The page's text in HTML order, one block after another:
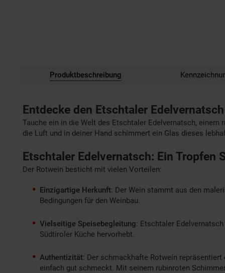
Produktbeschreibung
Entdecke den Etschtaler Edelvernatsch
Tauche ein in die Welt des Etschtaler Edelvernatsch,
die Luft und in deiner Hand schimmert ein Glas dieses
Etschtaler Edelvernatsch: Ein Tropfen
Der Rotwein besticht mit vielen Vorteilen:
Einzigartige Herkunft: Der Wein stammt aus den
Bedingungen für den Weinbau.
Vielseitige Speisebegleitung: Etschtaler
Südtiroler Küche hervorhebt.
Authentizität: Der schmackhafte Rotwein
einfach gut schmeckt. Mit seinem rubinroten